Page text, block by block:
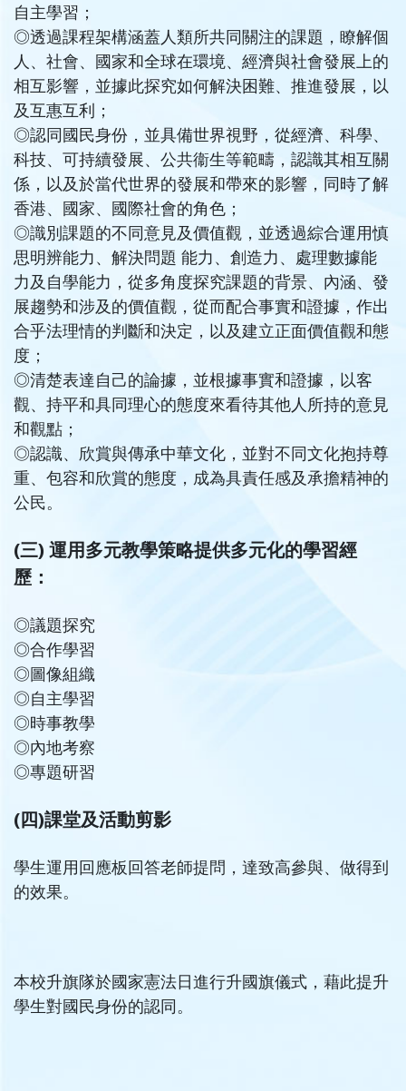
自主學習；
◎透過課程架構涵蓋人類所共同關注的課題，瞭解個
人、社會、國家和全球在環境、經濟與社會發展上的
相互影響，並據此探究如何解決困難、推進發展，以
及互惠互利；
◎認同國民身份，並具備世界視野，從經濟、科學、
科技、可持續發展、公共衞生等範疇，認識其相互關
係，以及於當代世界的發展和帶來的影響，同時了解
香港、國家、國際社會的角色；
◎識別課題的不同意見及價值觀，並透過綜合運用慎
思明辨能力、解決問題 能力、創造力、處理數據能
力及自學能力，從多角度探究課題的背景、內涵、發
展趨勢和涉及的價值觀，從而配合事實和證據，作出
合乎法理情的判斷和決定，以及建立正面價值觀和態
度；
◎清楚表達自己的論據，並根據事實和證據，以客
觀、持平和具同理心的態度來看待其他人所持的意見
和觀點；
◎認識、欣賞與傳承中華文化，並對不同文化抱持尊
重、包容和欣賞的態度，成為具責任感及承擔精神的
公民。
(三) 運用多元教學策略提供多元化的學習經
歷：
◎議題探究
◎合作學習
◎圖像組織
◎自主學習
◎時事教學
◎內地考察
◎專題研習
(四)課堂及活動剪影
學生運用回應板回答老師提問，達致高參與、做得到
的效果。
本校升旗隊於國家憲法日進行升國旗儀式，藉此提升
學生對國民身份的認同。